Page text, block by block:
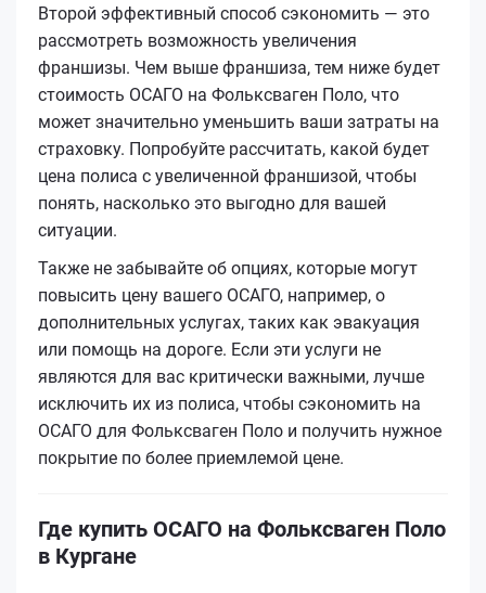
Второй эффективный способ сэкономить — это
рассмотреть возможность увеличения
франшизы. Чем выше франшиза, тем ниже будет
стоимость ОСАГО на Фольксваген Поло, что
может значительно уменьшить ваши затраты на
страховку. Попробуйте рассчитать, какой будет
цена полиса с увеличенной франшизой, чтобы
понять, насколько это выгодно для вашей
ситуации.
Также не забывайте об опциях, которые могут
повысить цену вашего ОСАГО, например, о
дополнительных услугах, таких как эвакуация
или помощь на дороге. Если эти услуги не
являются для вас критически важными, лучше
исключить их из полиса, чтобы сэкономить на
ОСАГО для Фольксваген Поло и получить нужное
покрытие по более приемлемой цене.
Где купить ОСАГО на Фольксваген Поло
в Кургане